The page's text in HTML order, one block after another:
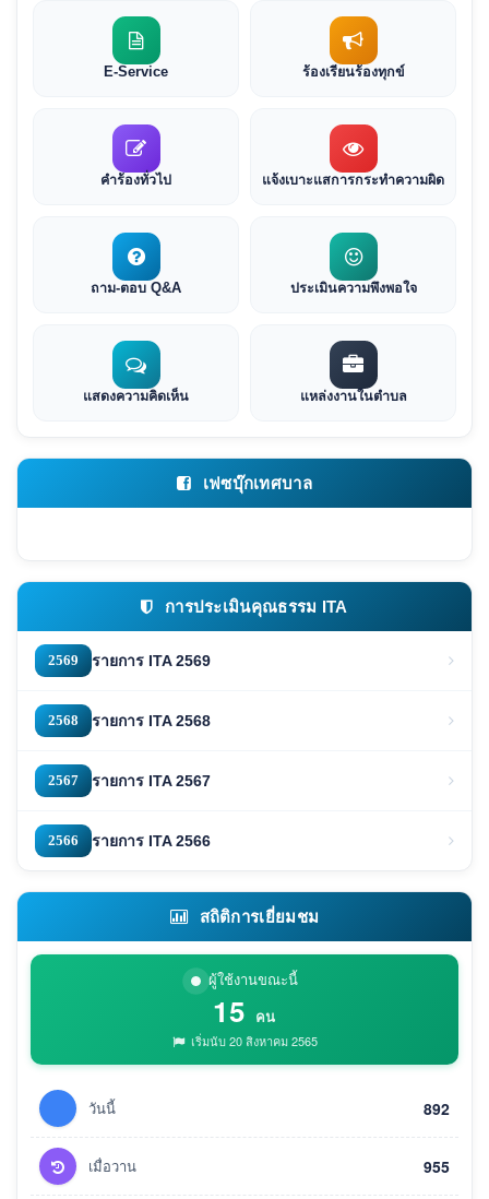
E-Service ร้องเรียนร้องทุกข์
คำร้องทั่วไป แจ้งเบาะแสการกระทำความผิด
ถาม-ตอบ Q&A ประเมินความพึงพอใจ
แสดงความคิดเห็น แหล่งงานในตำบล
เฟซบุ๊กเทศบาล
การประเมินคุณธรรม ITA
2569 รายการ ITA 2569
2568 รายการ ITA 2568
2567 รายการ ITA 2567
2566 รายการ ITA 2566
สถิติการเยี่ยมชม
ผู้ใช้งานขณะนี้
15 คน
เริ่มนับ 20 สิงหาคม 2565
วันนี้ 892
เมื่อวาน 955